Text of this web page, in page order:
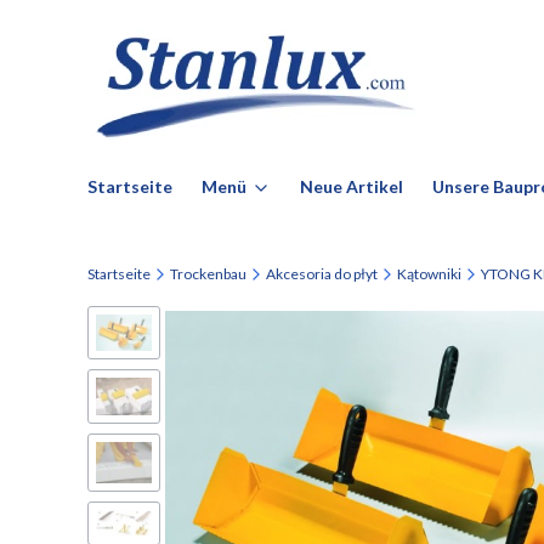
Startseite Menü Neue Artikel Unsere
Startseite Trockenbau Akcesoria do płyt Kątowniki YTONG